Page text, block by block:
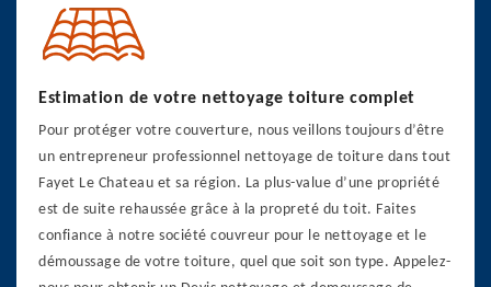
Estimation de votre nettoyage toiture complet
Pour protéger votre couverture, nous veillons toujours d’être
un entrepreneur professionnel nettoyage de toiture dans tout
Fayet Le Chateau et sa région. La plus-value d’une propriété
est de suite rehaussée grâce à la propreté du toit. Faites
confiance à notre société couvreur pour le nettoyage et le
démoussage de votre toiture, quel que soit son type. Appelez-